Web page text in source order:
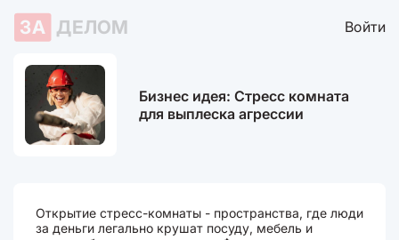
ЗА ДЕЛОМ Войти
Бизнес идея: Стресс комната
для выплеска агрессии
Открытие стресс-комнаты - пространства, где люди
за деньги легально крушат посуду, мебель и